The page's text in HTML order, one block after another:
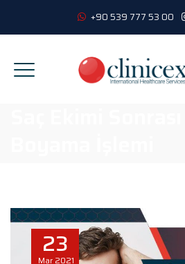
+90 539 777 53 00
23
Mar 2021